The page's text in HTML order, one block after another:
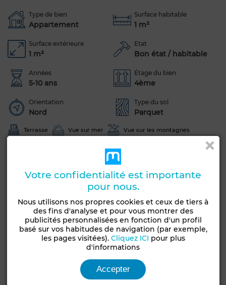
Type de bien
Appartement
Surface habitable
1 m²
Surface extérieure
1 m²
Etat
Bon état / habitable
Années
5-10 ans
Étage du bien
4ème
Orientation
Nord
Type du sol
Parquet
Terrasse Vue sur mer Vue sur les montagnes
Chauffage central
Voir plus de photos
Votre confidentialité est importante
pour nous.
Nous utilisons nos propres cookies et ceux de tiers à
des fins d'analyse et pour vous montrer des
publicités personnalisées en fonction d'un profil
basé sur vos habitudes de navigation (par exemple,
les pages visitées). Cliquez ICI pour plus
d'informations
Accepter